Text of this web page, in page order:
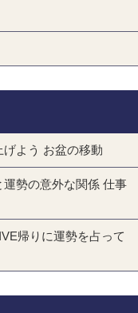
よう お盆の移動
勢の意外な関係 仕事
帰りに運勢を占って